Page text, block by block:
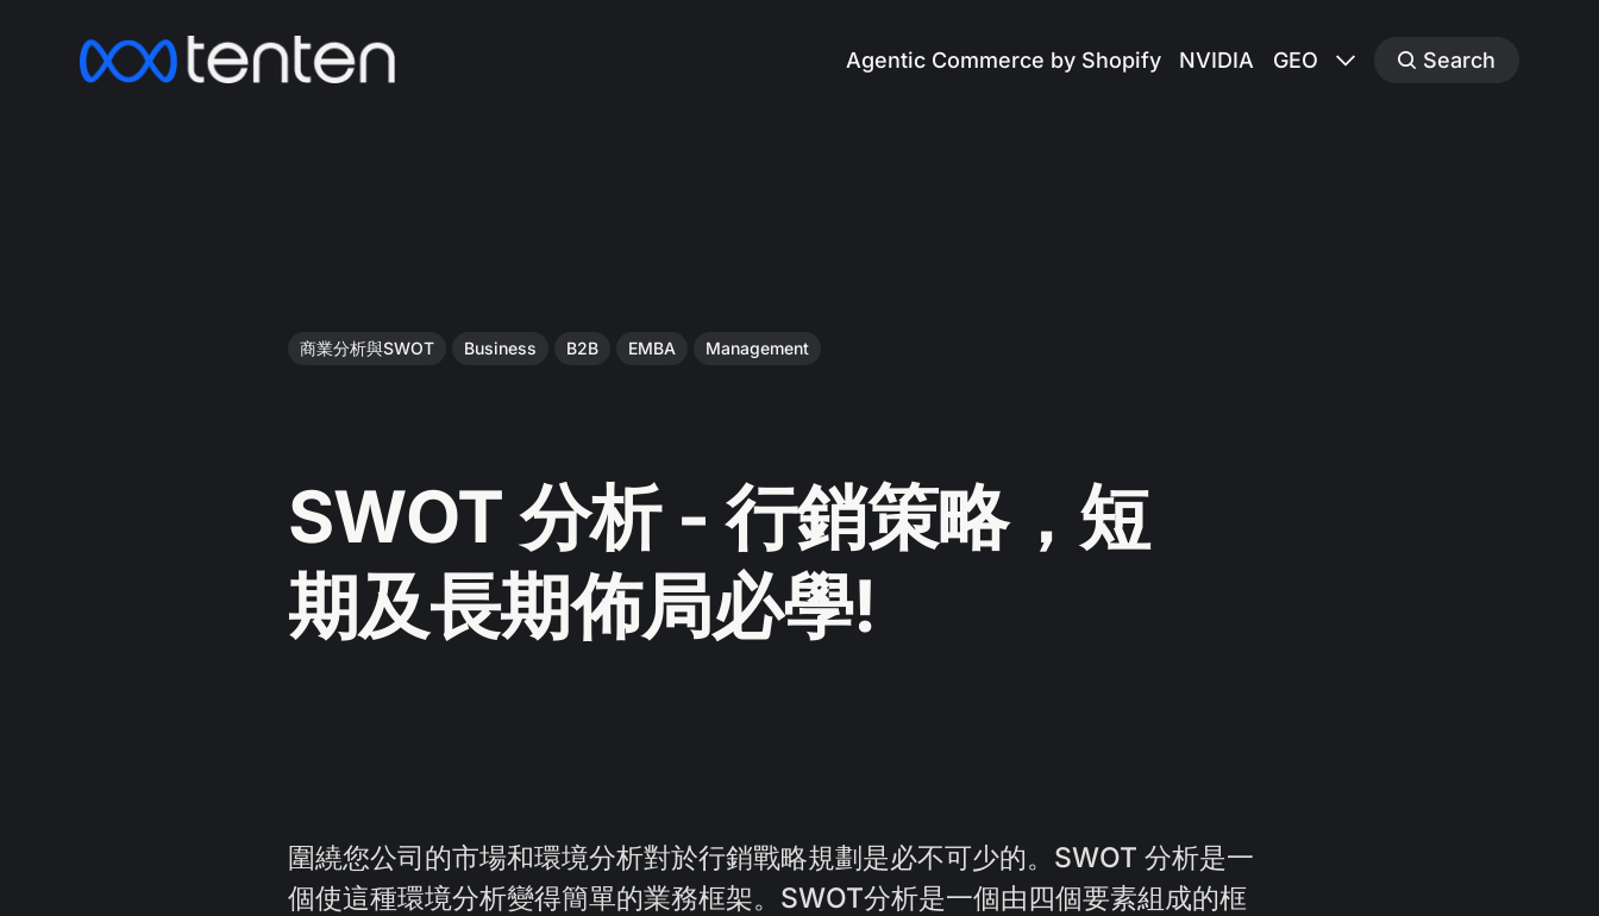
Agentic Commerce by Shopify NVIDIA GEO Search
商業分析與SWOT Business B2B EMBA Management
SWOT 分析 - 行銷策略，短
期及長期佈局必學!
圍繞您公司的市場和環境分析對於行銷戰略規劃是必不可少的。SWOT 分析是一
個使這種環境分析變得簡單的業務框架。SWOT分析是一個由四個要素組成的框